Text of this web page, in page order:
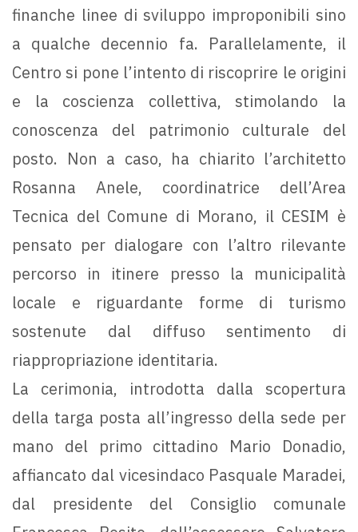
finanche linee di sviluppo improponibili sino
a qualche decennio fa. Parallelamente, il
Centro si pone l’intento di riscoprire le origini
e la coscienza collettiva, stimolando la
conoscenza del patrimonio culturale del
posto. Non a caso, ha chiarito l’architetto
Rosanna Anele, coordinatrice dell’Area
Tecnica del Comune di Morano, il CESIM è
pensato per dialogare con l’altro rilevante
percorso in itinere presso la municipalità
locale e riguardante forme di turismo
sostenute dal diffuso sentimento di
riappropriazione identitaria.
La cerimonia, introdotta dalla scopertura
della targa posta all’ingresso della sede per
mano del primo cittadino Mario Donadio,
affiancato dal vicesindaco Pasquale Maradei,
dal presidente del Consiglio comunale